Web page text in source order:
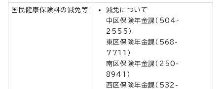
国民健康保険料の減免等
減免について
中区保険年金課（504-
2555）
東区保険年金課（568-
7711）
南区保険年金課（250-
8941）
西区保険年金課（532-